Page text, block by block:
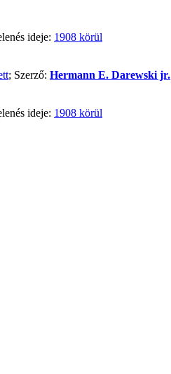
ideje: 1908 körül
; Szerző: Hermann E. Darewski jr.
ideje: 1908 körül